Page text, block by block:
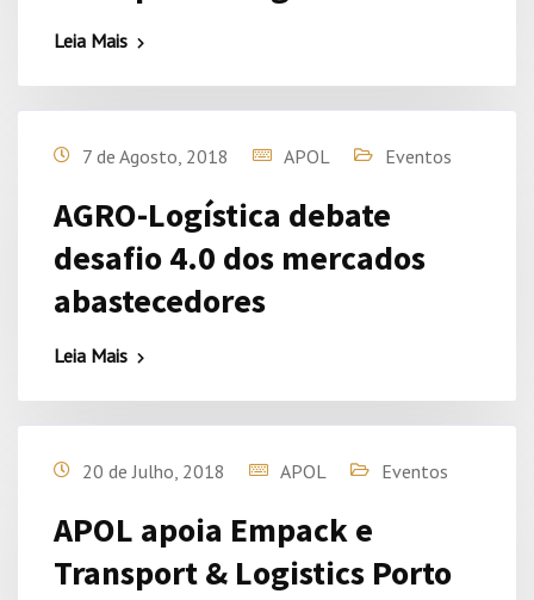
Leia Mais
7 de Agosto, 2018 APOL Eventos
AGRO-Logística debate
desafio 4.0 dos mercados
abastecedores
Leia Mais
20 de Julho, 2018 APOL Eventos
APOL apoia Empack e
Transport & Logistics Porto